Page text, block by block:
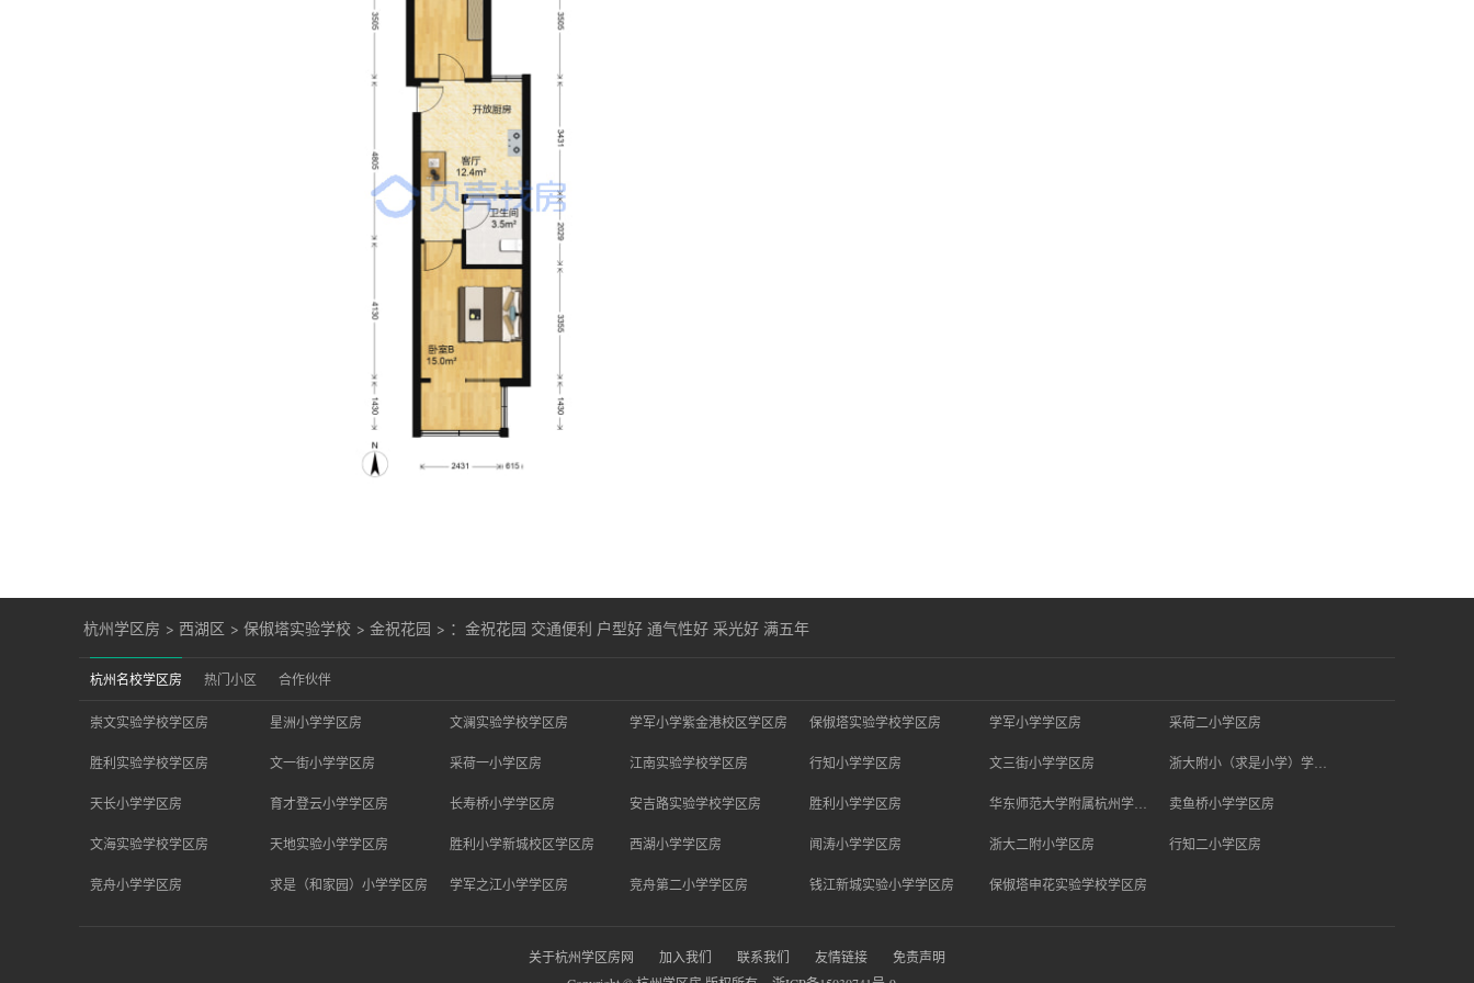
杭州学区房 > 西湖区 > 保俶塔实验学校 > 金祝花园 > ：金祝花园 交通便利 户型好 通气性好 采光好 满五年
杭州名校学区房 热门小区 合作伙伴
崇文实验学校学区房 星洲小学学区房 文澜实验学校学区房 学军小学紫金港校区学区房 保俶塔实验学校学区房 学军小学学区房 采荷二小学区房
胜利实验学校学区房 文一街小学学区房 采荷一小学区房 江南实验学校学区房 行知小学学区房 文三街小学学区房 浙大附小（求是小学）学区房
天长小学学区房 育才登云小学学区房 长寿桥小学学区房 安吉路实验学校学区房 胜利小学学区房 华东师范大学附属杭州学校学区房 卖鱼桥小学学区房
文海实验学校学区房 天地实验小学学区房 胜利小学新城校区学区房 西湖小学学区房 闻涛小学学区房 浙大二附小学区房 行知二小学区房
竞舟小学学区房 求是（和家园）小学学区房 学军之江小学学区房 竞舟第二小学学区房 钱江新城实验小学学区房 保俶塔申花实验学校学区房
关于杭州学区房网 加入我们 联系我们 友情链接
免责声明